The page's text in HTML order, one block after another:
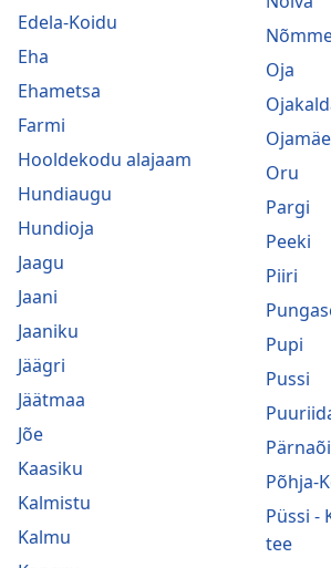
Edela-Koidu
Eha
Ehametsa
Farmi
Hooldekodu alajaam
Hundiaugu
Hundioja
Jaagu
Jaani
Jaaniku
Jäägri
Jäätmaa
Jõe
Kaasiku
Kalmistu
Kalmu
Oja
Ojamäe
Oru
Pargi
Peeki
Piiri
Pupi
Pussi
Põhja-
Püssi -
tee